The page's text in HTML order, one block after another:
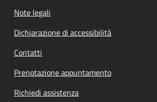
Note legali
Dichiarazione di accessibilità
Contatti
Prenotazione appuntamento
Richiedi assistenza